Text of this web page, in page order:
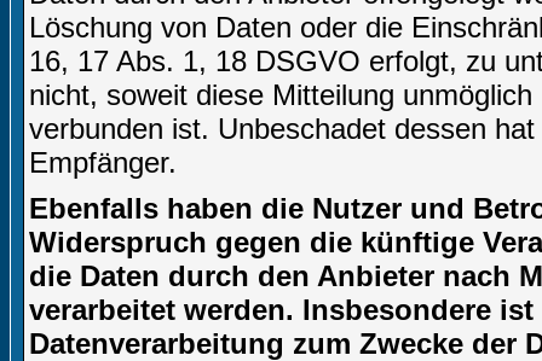
Löschung von Daten oder die
16, 17 Abs. 1, 18 DSGVO erfolgt, zu
nicht, soweit diese Mitteilung
verbunden ist. Unbeschadet dessen
Empfänger.
Ebenfalls haben die Nutzer und
Widerspruch gegen die künftige
die Daten durch den Anbieter nach
verarbeitet werden. Insbesondere
Datenverarbeitung zum Zwecke der